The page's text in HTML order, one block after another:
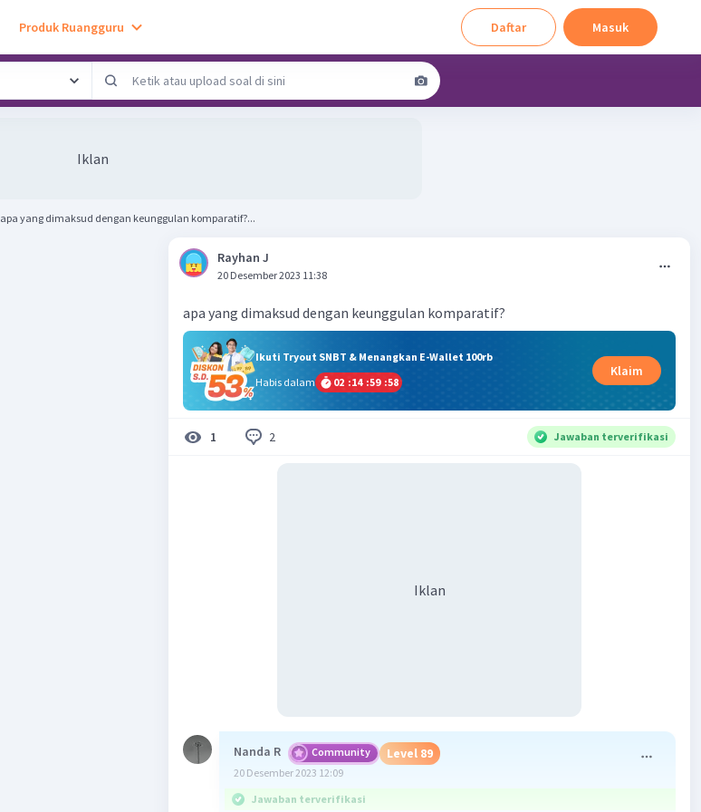
Produk Ruangguru Daftar Masuk
Iklan
apa yang dimaksud dengan keunggulan komparatif?...
Rayhan J
20 Desember 2023 11:38
apa yang dimaksud dengan keunggulan komparatif?
Ikuti Tryout SNBT & Menangkan E-Wallet 100rb
Habis dalam
02 :14 :59 :57
Klaim
1 2 Jawaban terverifikasi
Iklan
Nanda R Community Level 89
20 Desember 2023 12:09
Jawaban terverifikasi